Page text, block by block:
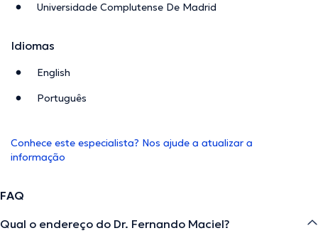
Universidade Complutense De Madrid
Idiomas
English
Português
Conhece este especialista? Nos ajude a atualizar a
informação
FAQ
Qual o endereço do Dr. Fernando Maciel?